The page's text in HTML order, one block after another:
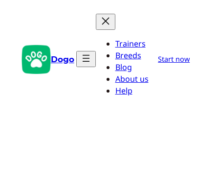
Dogo
Trainers
Breeds
Blog
About us
Help
Start now